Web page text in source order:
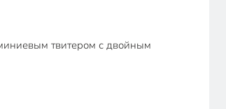
твитером с двойным